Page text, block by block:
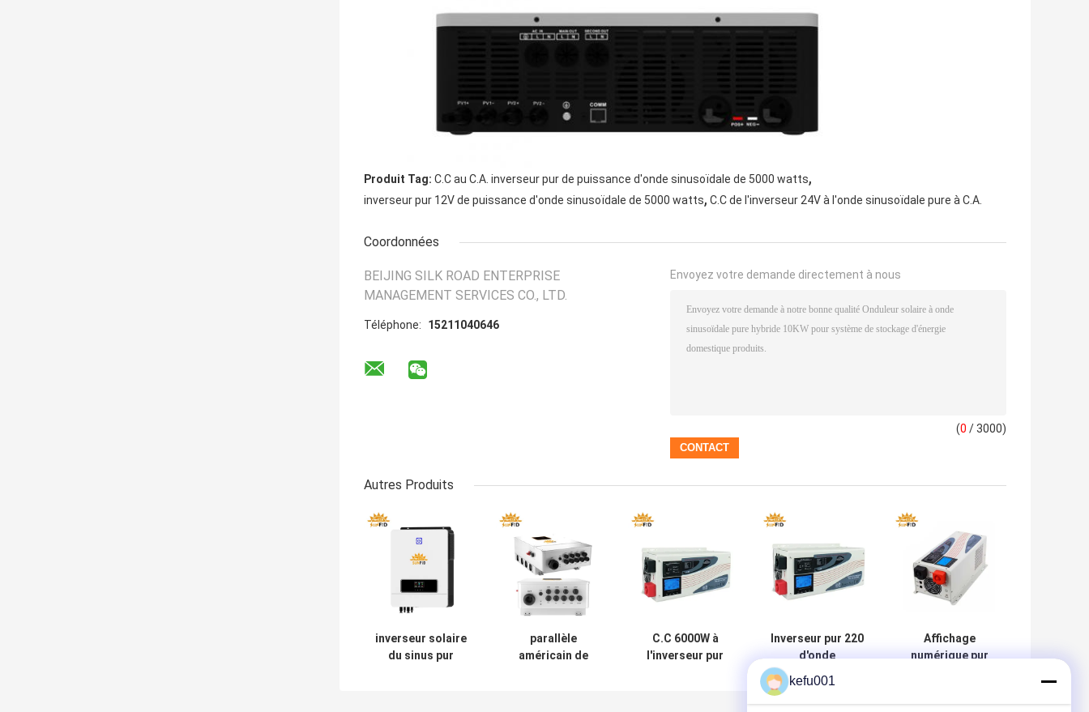
Produit Tag: C.C au C.A. inverseur pur de puissance d'onde sinusoïdale de 5000 watts,
inverseur pur 12V de puissance d'onde sinusoïdale de 5000 watts, C.C de l'inverseur 24V à l'onde sinusoïdale pure à C.A.
Coordonnées
BEIJING SILK ROAD ENTERPRISE
MANAGEMENT SERVICES CO., LTD.
Téléphone: 15211040646
Envoyez votre demande directement à nous
(0 / 3000)
Autres Produits
inverseur solaire
du sinus pur
parallèle
américain de
C.C 6000W à
l'inverseur pur
Inverseur pur 220
d'onde
sinusoïdale
120VAC 5000 230
240VAC 50Hz
Affichage
numérique pur
cristaux liquides
kefu001